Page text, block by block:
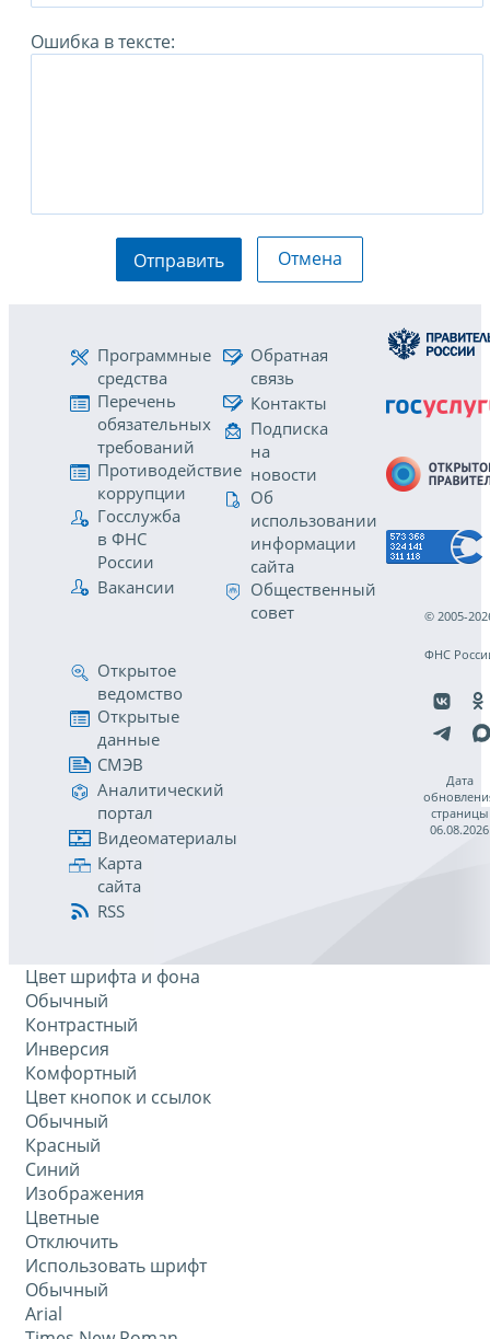
Ошибка в тексте:
Отправить Отмена
Программные
средства
Перечень
обязательных
требований
Противодействие
коррупции
Госслужба
в ФНС
России
Вакансии
Обратная
связь
Контакты
Подписка
на
новости
Об
использовании
информации
сайта
Общественный
совет
Открытое
ведомство
Открытые
данные
СМЭВ
Аналитический
портал
Видеоматериалы
Карта
сайта
RSS
© 2005-
ФНС
Дата
страницы
06.08.2026
Цвет шрифта и фона
Обычный
Контрастный
Инверсия
Комфортный
Цвет кнопок и ссылок
Обычный
Красный
Синий
Изображения
Цветные
Отключить
Использовать шрифт
Обычный
Arial